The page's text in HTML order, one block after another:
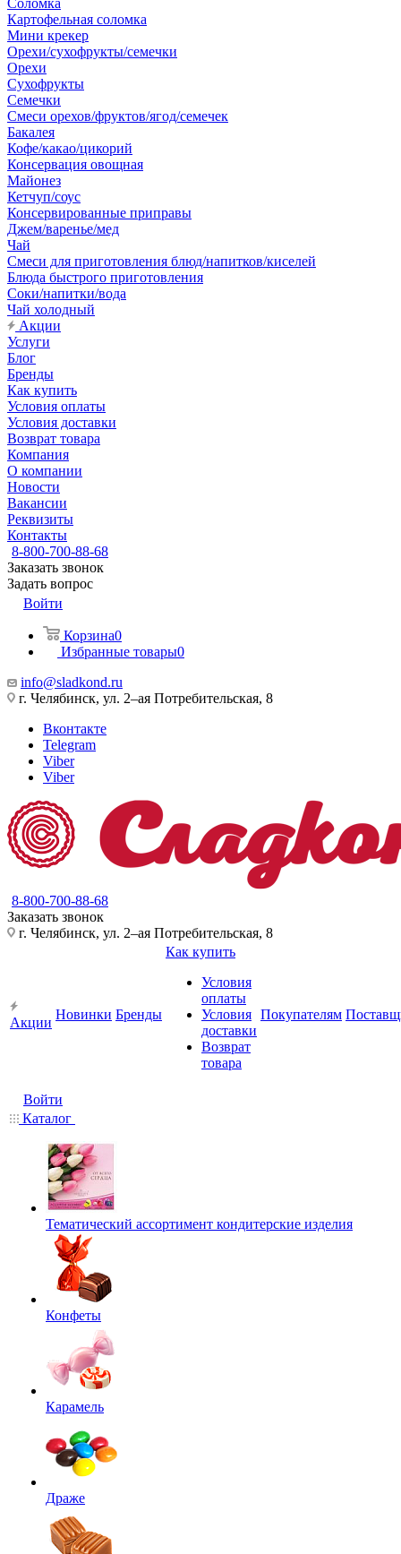
Соломка
Картофельная соломка
Мини крекер
Орехи/сухофрукты/семечки
Орехи
Сухофрукты
Семечки
Смеси орехов/фруктов/ягод/семечек
Бакалея
Кофе/какао/цикорий
Консервация овощная
Майонез
Кетчуп/соус
Консервированные приправы
Джем/варенье/мед
Чай
Смеси для приготовления блюд/напитков/киселей
Блюда быстрого приготовления
Соки/напитки/вода
Чай холодный
Акции
Услуги
Блог
Бренды
Как купить
Условия оплаты
Условия доставки
Возврат товара
Компания
О компании
Новости
Вакансии
Реквизиты
Контакты
8-800-700-88-68
Заказать звонок
Задать вопрос
Войти
Корзина0
Избранные товары0
info@sladkond.ru
г. Челябинск, ул. 2–ая Потребительская, 8
Вконтакте
Telegram
Viber
Viber
8-800-700-88-68
Заказать звонок
г. Челябинск, ул. 2–ая Потребительская, 8
Акции
Новинки Бренды
Как купить
Условия
оплаты
Условия
доставки
Возврат
товара
Покупателям
Войти
Каталог
Тематический ассортимент кондитерские изделия
Конфеты
Карамель
Драже